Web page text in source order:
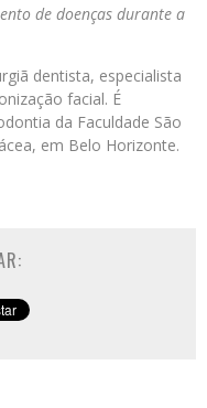
de doenças durante a
dentista, especialista
facial. É
da Faculdade São
em Belo Horizonte.